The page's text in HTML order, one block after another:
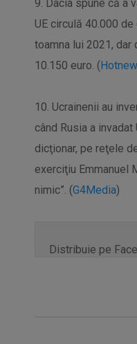
​9. Dacia spune că a
UE circulă 40.000
toamna lui 2021,
10.150 euro. (
10. Ucrainenii au
când Rusia a
dicţionar, pe reţele
exerciţiu Emmanuel
nimic”. (G4Media)
Distribuie pe